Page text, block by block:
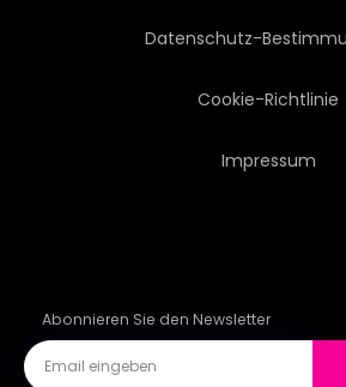
Datenschutz-
Cookie-Richtlinie
Impressum
Abonnieren Sie den Newsletter